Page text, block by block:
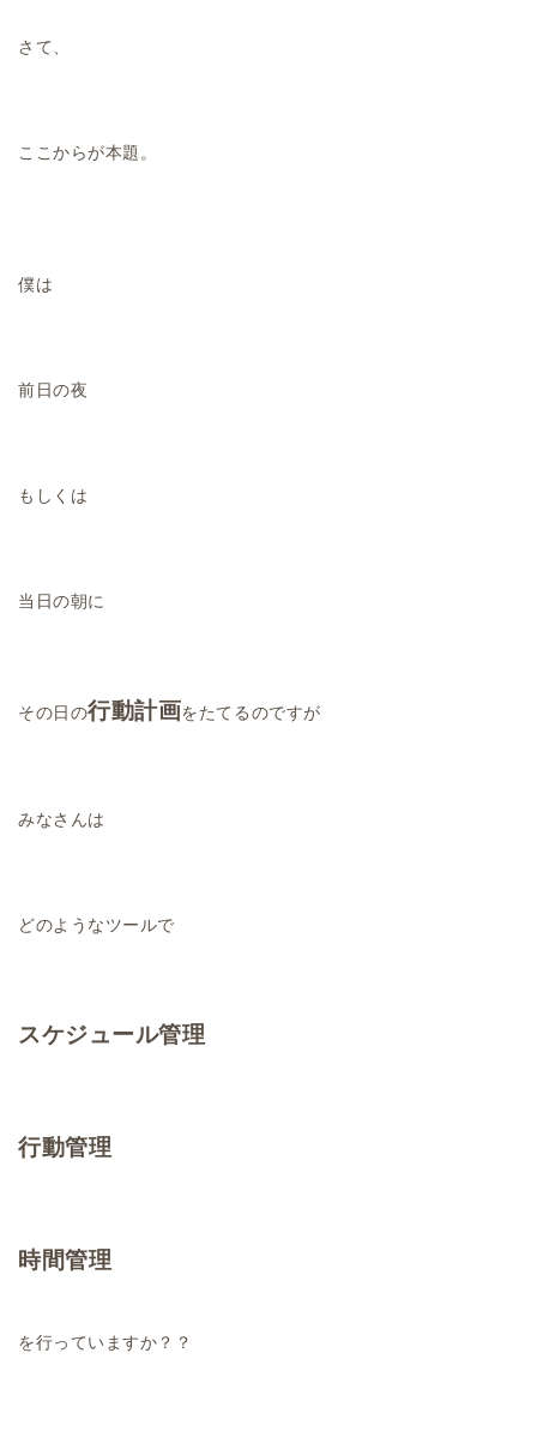
さて、
ここからが本題。
僕は
前日の夜
もしくは
当日の朝に
その日の行動計画をたてるのですが
みなさんは
どのようなツールで
スケジュール管理
行動管理
時間管理
を行っていますか？？